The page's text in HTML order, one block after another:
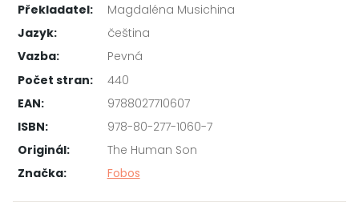
Překladatel:
Magdaléna Musichina
Jazyk:
čeština
Vazba:
Pevná
Počet stran:
440
EAN:
9788027710607
ISBN:
978-80-277-1060-7
Originál:
The Human Son
Značka:
Fobos